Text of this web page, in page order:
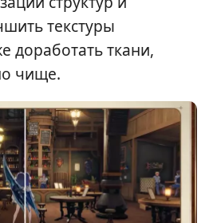
текстуры
доработать ткани,
чище.